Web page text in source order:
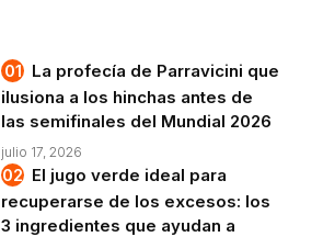
La profecía de Parravicini que
ilusiona a los hinchas antes de
las semifinales del Mundial 2026
julio 17, 2026
El jugo verde ideal para
recuperarse de los excesos: los
3 ingredientes que ayudan a